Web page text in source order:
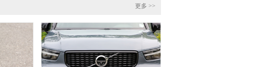
更多 >>